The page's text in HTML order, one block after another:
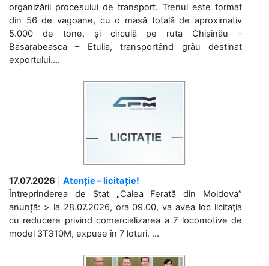
organizării procesului de transport. Trenul este format
din 56 de vagoane, cu o masă totală de aproximativ
5.000 de tone, și circulă pe ruta Chișinău –
Basarabeasca – Etulia, transportând grâu destinat
exportului....
17.07.2026
Atenție – licitație!
Întreprinderea de Stat „Calea Ferată din Moldova”
anunță: > la 28.07.2026, ora 09.00, va avea loc licitaţia
cu reducere privind comercializarea a 7 locomotive de
model 3ТЭ10М, expuse în 7 loturi. ...